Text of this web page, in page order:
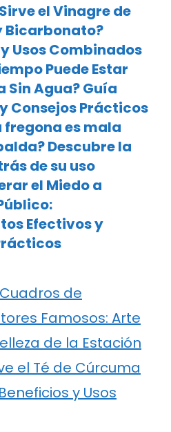
el Vinagre de
Bicarbonato?
Usos Combinados
Puede Estar
Sin Agua? Guía
Consejos Prácticos
fregona es mala
Descubre la
de su uso
el Miedo a
Efectivos y
de
Famosos: Arte
de la Estación
el Té de Cúrcuma
y Usos